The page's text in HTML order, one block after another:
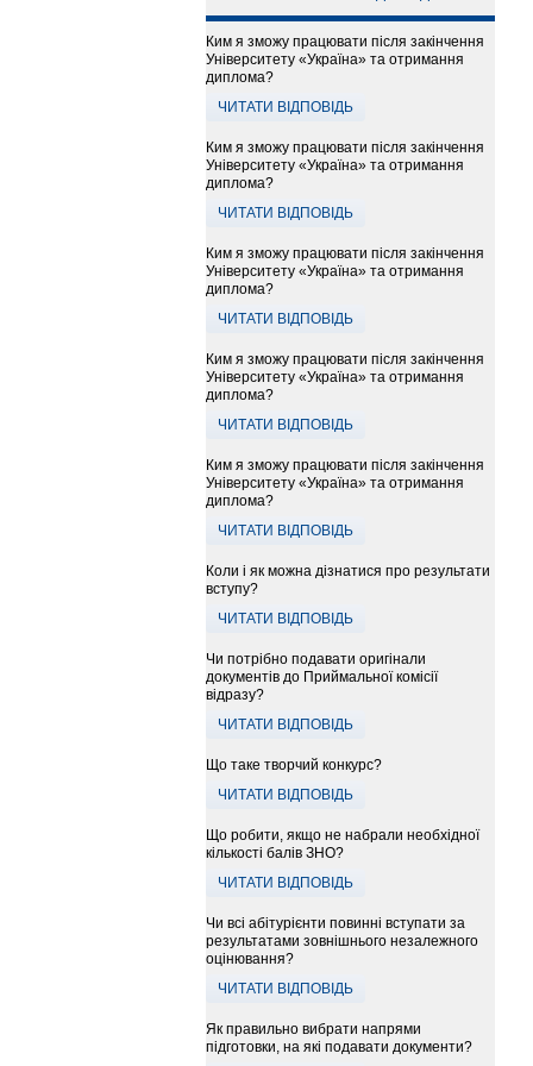
Ким я зможу працювати після закінчення
Університету «Україна» та отримання
диплома?
ЧИТАТИ ВІДПОВІДЬ
Ким я зможу працювати після закінчення
Університету «Україна» та отримання
диплома?
ЧИТАТИ ВІДПОВІДЬ
Ким я зможу працювати після закінчення
Університету «Україна» та отримання
диплома?
ЧИТАТИ ВІДПОВІДЬ
Ким я зможу працювати після закінчення
Університету «Україна» та отримання
диплома?
ЧИТАТИ ВІДПОВІДЬ
Ким я зможу працювати після закінчення
Університету «Україна» та отримання
диплома?
ЧИТАТИ ВІДПОВІДЬ
Коли і як можна дізнатися про результати
вступу?
ЧИТАТИ ВІДПОВІДЬ
Чи потрібно подавати оригінали
документів до Приймальної комісії
відразу?
ЧИТАТИ ВІДПОВІДЬ
Що таке творчий конкурс?
ЧИТАТИ ВІДПОВІДЬ
Що робити, якщо не набрали необхідної
кількості балів ЗНО?
ЧИТАТИ ВІДПОВІДЬ
Чи всі абітурієнти повинні вступати за
результатами зовнішнього незалежного
оцінювання?
ЧИТАТИ ВІДПОВІДЬ
Як правильно вибрати напрями
підготовки, на які подавати документи?